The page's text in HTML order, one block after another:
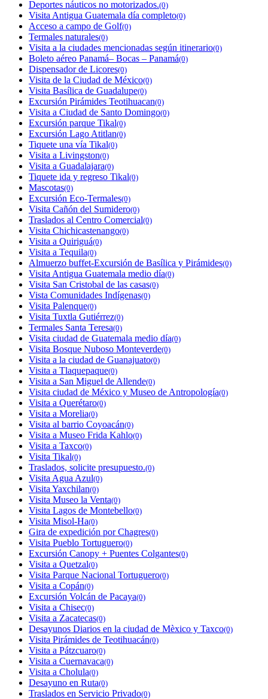
Deportes náuticos no motorizados.(0)
Visita Antigua Guatemala día completo(0)
Acceso a campo de Golf(0)
Termales naturales(0)
Visita a la ciudades mencionadas según itinerario(0)
Boleto aéreo Panamá– Bocas – Panamá(0)
Dispensador de Licores(0)
Visita de la Ciudad de México(0)
Visita Basílica de Guadalupe(0)
Excursión Pirámides Teotihuacan(0)
Visita a Ciudad de Santo Domingo(0)
Excursión parque Tikal(0)
Excursión Lago Atitlan(0)
Tiquete una vía Tikal(0)
Visita a Livingston(0)
Visita a Guadalajara(0)
Tiquete ida y regreso Tikal(0)
Mascotas(0)
Excursión Eco-Termales(0)
Visita Cañón del Sumidero(0)
Traslados al Centro Comercial(0)
Visita Chichicastenango(0)
Visita a Quiriguá(0)
Visita a Tequila(0)
Almuerzo buffet-Excursión de Basílica y Pirámides(0)
Visita Antigua Guatemala medio día(0)
Visita San Cristobal de las casas(0)
Vista Comunidades Indígenas(0)
Visita Palenque(0)
Visita Tuxtla Gutiérrez(0)
Termales Santa Teresa(0)
Visita ciudad de Guatemala medio día(0)
Visita Bosque Nuboso Monteverde(0)
Visita a la ciudad de Guanajuato(0)
Visita a Tlaquepaque(0)
Visita a San Miguel de Allende(0)
Visita ciudad de México y Museo de Antropología(0)
Visita a Querétaro(0)
Visita a Morelia(0)
Visita al barrio Coyoacán(0)
Visita a Museo Frida Kahlo(0)
Visita a Taxco(0)
Visita Tikal(0)
Traslados, solicite presupuesto.(0)
Visita Agua Azul(0)
Visita Yaxchilan(0)
Visita Museo la Venta(0)
Visita Lagos de Montebello(0)
Visita Misol-Ha(0)
Gira de expedición por Chagres(0)
Visita Pueblo Tortuguero(0)
Excursión Canopy + Puentes Colgantes(0)
Visita a Quetzal(0)
Visita Parque Nacional Tortuguero(0)
Visita a Copán(0)
Excursión Volcán de Pacaya(0)
Visita a Chisec(0)
Visita a Zacatecas(0)
Desayunos Diarios en la ciudad de Mèxico y Taxco(0)
Visita Pirámides de Teotihuacán(0)
Visita a Pátzcuaro(0)
Visita a Cuernavaca(0)
Visita a Cholula(0)
Desayuno en Ruta(0)
Traslados en Servicio Privado(0)